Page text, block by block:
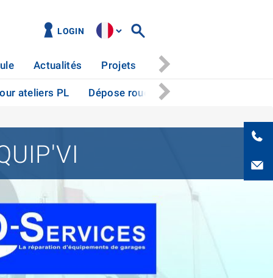
LOGIN
Actualités Projets Centre de
ateliers PL Dépose roues hydrauliques pour